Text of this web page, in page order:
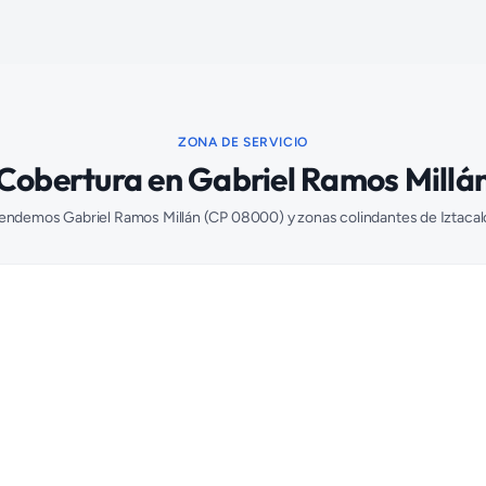
ZONA DE SERVICIO
enGabriel Ramos
Gabriel Ramos Millán (CP08000) y zonas colindantes de